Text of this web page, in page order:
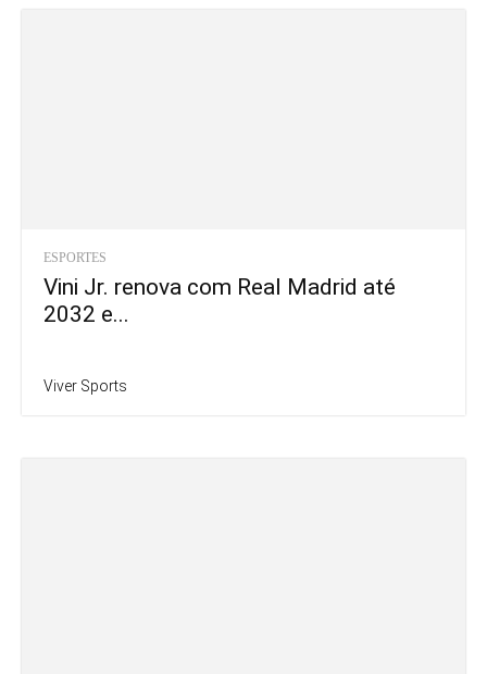
ESPORTES
Vini Jr. renova com Real Madrid até
2032 e...
Viver Sports